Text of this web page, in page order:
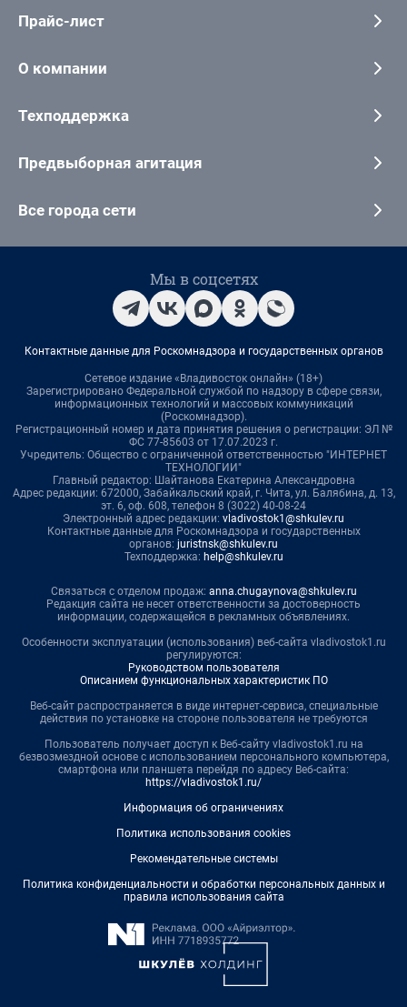
Прайс-лист
О компании
Техподдержка
Предвыборная агитация
Все города сети
Мы в соцсетях
Контактные данные для Роскомнадзора и государственных органов
Сетевое издание «Владивосток онлайн» (18+)
Зарегистрировано Федеральной службой по надзору в сфере связи,
информационных технологий и массовых коммуникаций
(Роскомнадзор).
Регистрационный номер и дата принятия решения о регистрации: ЭЛ №
ФС 77-85603 от 17.07.2023 г.
Учредитель: Общество с ограниченной ответственностью "ИНТЕРНЕТ
ТЕХНОЛОГИИ"
Главный редактор: Шайтанова Екатерина Александровна
Адрес редакции: 672000, Забайкальский край, г. Чита, ул. Балябина, д. 13,
эт. 6, оф. 608, телефон 8 (3022) 40-08-24
Электронный адрес редакции: vladivostok1@shkulev.ru
Контактные данные для Роскомнадзора и государственных
органов: juristnsk@shkulev.ru
Техподдержка: help@shkulev.ru
Связаться с отделом продаж: anna.chugaynova@shkulev.ru
Редакция сайта не несет ответственности за достоверность
информации, содержащейся в рекламных объявлениях.
Особенности эксплуатации (использования) веб-сайта vladivostok1.ru
регулируются:
Руководством пользователя
Описанием функциональных характеристик ПО
Веб-сайт распространяется в виде интернет-сервиса, специальные
действия по установке на стороне пользователя не требуются
Пользователь получает доступ к Веб-сайту vladivostok1.ru на
безвозмездной основе с использованием персонального компьютера,
смартфона или планшета перейдя по адресу Веб-сайта:
https://vladivostok1.ru/
Информация об ограничениях
Политика использования cookies
Рекомендательные системы
Политика конфиденциальности и обработки персональных данных и
правила использования сайта